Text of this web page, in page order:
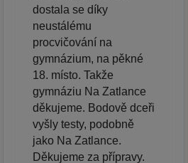
dostala se díky
neustálému
procvičování na
gymnázium, na pěkné
18. místo. Takže
gymnáziu Na Zatlance
děkujeme. Bodově dceři
vyšly testy, podobně
jako Na Zatlance.
Děkujeme za přípravy.